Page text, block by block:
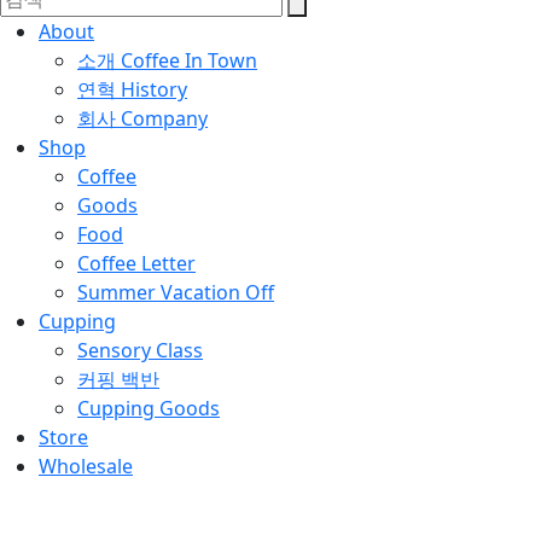
About
소개 Coffee In Town
연혁 History
회사 Company
Shop
Coffee
Goods
Food
Coffee Letter
Summer Vacation Off
Cupping
Sensory Class
커핑 백반
Cupping Goods
Store
Wholesale